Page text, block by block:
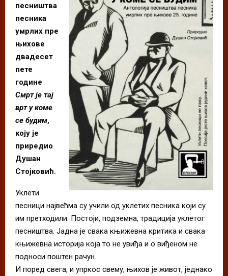
песништва
песника
умрлих пре
њихове
двадесет
пете
године
Смрт је тај
врт у коме
се будим,
коју је
приредио
Душан
Стојковић.
Уклети
песници највећма су учили од уклетих песника који су
им претходили. Постоји, подземна, традиција уклетог
песништва. Јадна је свака књижевна критика и свака
књижевна историја која то не увиђа и о виђеном не
подноси поштен рачун.
И поред свега, и упркос свему, њихов је живот, једнако